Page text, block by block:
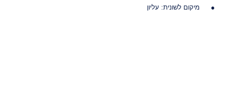
מיקום לשונית: עליון